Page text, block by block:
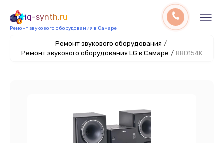
iq-synth.ru
Ремонт звукового оборудования в Самаре
Ремонт звукового оборудования /
Ремонт звукового оборудования LG в Самаре / RBD154K